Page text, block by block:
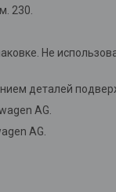
230.
Не
деталей
AG.
AG.